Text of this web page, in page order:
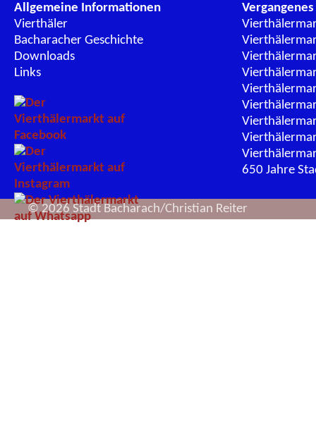
Allgemeine Informationen
Vierthäler
Bacharacher Geschichte
Downloads
Links
Vergangenes
650 Jahre
© 2026 Stadt Bacharach/Christian Reiter